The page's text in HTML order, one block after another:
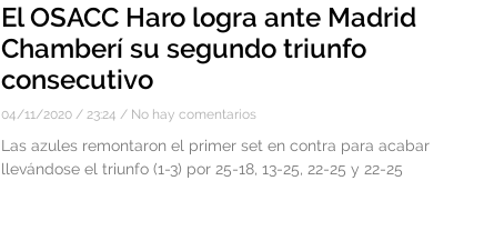
El OSACC Haro logra ante Madrid
Chamberí su segundo triunfo
consecutivo
04/11/2020 23:24 No hay comentarios
Las azules remontaron el primer set en contra para acabar
llevándose el triunfo (1-3) por 25-18, 13-25, 22-25 y 22-25